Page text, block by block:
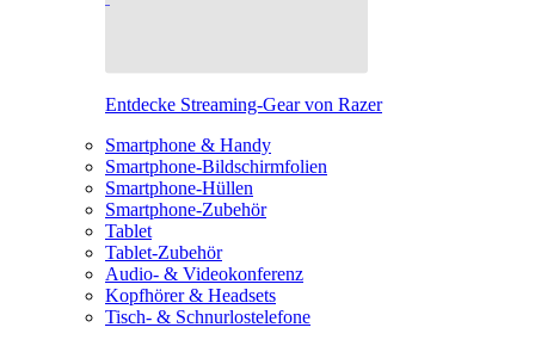
Entdecke Streaming-Gear von Razer
Smartphone & Handy
Smartphone-Bildschirmfolien
Smartphone-Hüllen
Smartphone-Zubehör
Tablet
Tablet-Zubehör
Audio- & Videokonferenz
Kopfhörer & Headsets
Tisch- & Schnurlostelefone